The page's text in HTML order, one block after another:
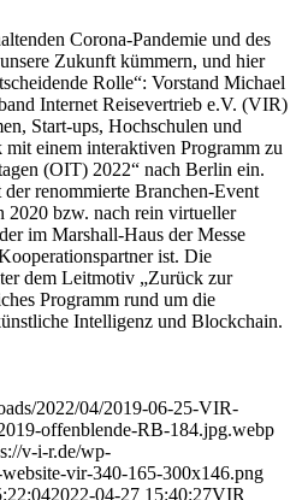
Corona-Pandemie und des
Zukunft kümmern, und hier
Rolle“: Vorstand Michael
Internet Reisevertrieb e.V. (VIR)
Start-ups, Hochschulen und
einem interaktiven Programm zu
(OIT) 2022“ nach Berlin ein.
renommierte Branchen-Event
2020 bzw. nach rein virtueller
im Marshall-Haus der Messe
ist. Die
dem Leitmotiv „Zurück zur
Programm rund um die
Intelligenz und Blockchain.
2022/04/2019-06-25-VIR-
offenblende-RB-184.jpg.webp
v-i-r.de/wp-
vir-340-165-300x146.png
2022-04-27 15:40:27VIR